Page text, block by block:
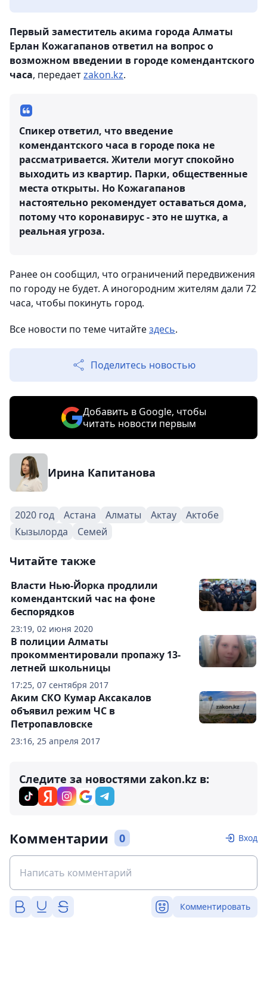
Первый заместитель акима города Алматы
Ерлан Кожагапанов ответил на вопрос о
возможном введении в городе комендантского
часа, передаетzakon.kz.
Спикер ответил, что введение
комендантского часа в городе пока не
рассматривается. Жители могут спокойно
выходить из квартир. Парки, общественные
места открыты. Но Кожагапанов
настоятельно рекомендует оставаться дома,
потому что коронавирус - это не шутка, а
реальная угроза.
Ранее он сообщил, что ограничений передвижения
по городу не будет. А иногородним жителям дали 72
часа, чтобы покинуть город.
Все новости по теме читайтездесь.
Поделитесь новостью
Добавить в Google, чтобы
читать новости первым
Ирина Капитанова
2020 год Астана Алматы Актау
Актобе
Кызылорда
Семей
Читайте также
23:19, 02 июня 2020
Власти Нью-Йорка продлили
комендантский час на фоне
беспорядков
17:25, 07 сентября 2017
В полиции Алматы
прокомментировали пропажу 13-
летней школьницы
23:16, 25 апреля 2017
Аким СКО Кумар Аксакалов
объявил режим ЧС в
Петропавловске
Следите за новостями zakon.kz в:
Комментарии 0 Вход
Комментировать